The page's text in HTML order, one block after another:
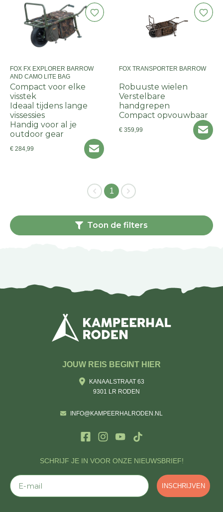
FOX FX EXPLORER BARROW
AND CAMO LITE BAG
Compact voor elke
visstek
Ideaal tijdens lange
vissessies
Handig voor al je
outdoor gear
€ 284,99
FOX TRANSPORTER BARROW
Robuuste wielen
Verstelbare
handgrepen
Compact opvouwbaar
€ 359,99
1
Toon de filters
SCHRIJF JE IN VOOR ONZE NIEUWSBRIEF!
E-mail
INSCHRIJVEN
JOUW REIS BEGINT HIER
KANAALSTRAAT 63
9301 LR RODEN
INFO@KAMPEERHALRODEN.NL